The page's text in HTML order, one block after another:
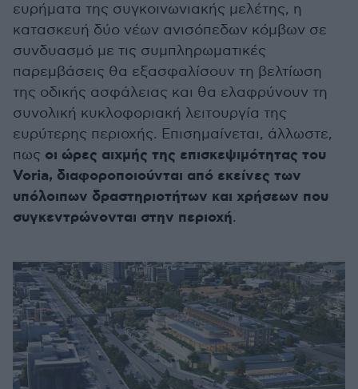
ευρήματα της συγκοινωνιακής μελέτης, η
κατασκευή δύο νέων ανισόπεδων κόμβων σε
συνδυασμό με τις συμπληρωματικές
παρεμβάσεις θα εξασφαλίσουν τη βελτίωση
της οδικής ασφάλειας και θα ελαφρύνουν τη
συνολική κυκλοφοριακή λειτουργία της
ευρύτερης περιοχής. Επισημαίνεται, άλλωστε,
πως οι ώρες αιχμής της επισκεψιμότητας του
Voria, διαφοροποιούνται από εκείνες των
υπόλοιπων δραστηριοτήτων και χρήσεων που
συγκεντρώνονται στην περιοχή.